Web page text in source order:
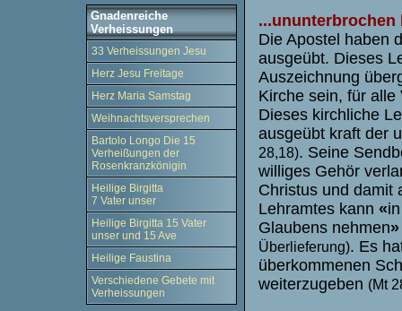
Gnadenreiche
Verheissungen
33 Verheissungen Jesu
Herz Jesu Freitage
Herz Maria Samstag
Weihnachtsversprechen
Bartolo Longo Die 15
Verheißungen der
Rosenkranzkönigin
Heilige Birgitta
7 Vater unser
Heilige Birgitta 15 Vater
unser und 15 Ave
Heilige Faustina
Verschiedene Gebete mit
Verheissungen
...ununterbrochen
Die Apostel haben
ausgeübt. Dieses
Auszeichnung
Kirche sein, für
Dieses kirchliche
ausgeübt kraft der
28,18). Seine
williges Gehör
Christus und damit
Lehramtes kann «
Glaubens nehmen»
Überlieferung). Es
überkommenen
weiterzugeben (Mt